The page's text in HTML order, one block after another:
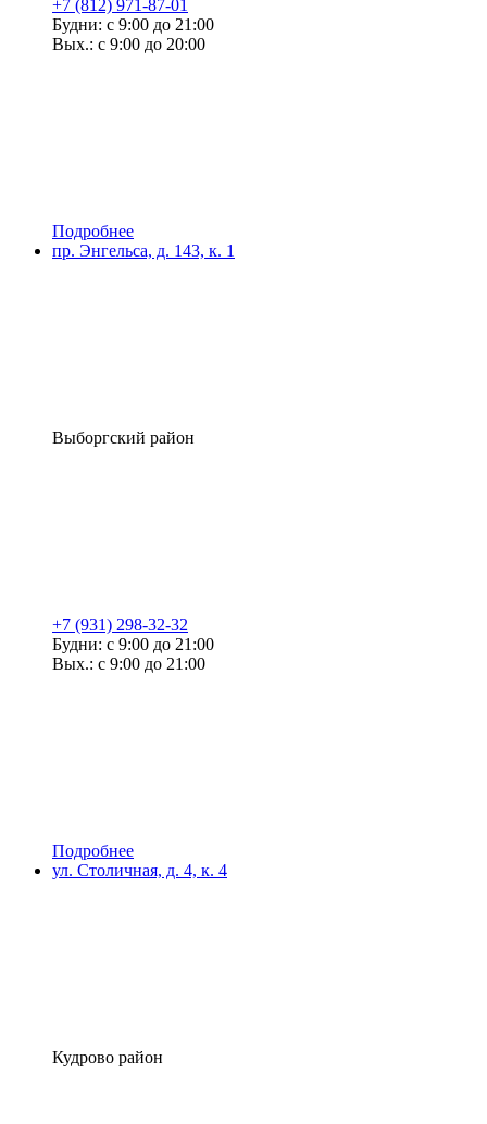
+7 (812) 971-87-01
Будни: с 9:00 до 21:00
Вых.: с 9:00 до 20:00
Подробнее
пр. Энгельса, д. 143, к. 1
Выборгский район
+7 (931) 298-32-32
Будни: с 9:00 до 21:00
Вых.: с 9:00 до 21:00
Подробнее
ул. Столичная, д. 4, к. 4
Кудрово район